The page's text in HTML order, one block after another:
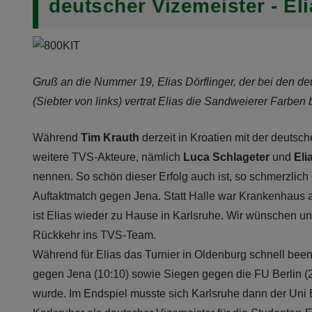
deutscher Vizemeister -
Gruß an die Nummer 19, Elias Dörflinger, der bei den
(Siebter von links) vertrat Elias die Sandweierer Farben
Während Tim Krauth derzeit in Kroatien mit der
weitere TVS-Akteure, nämlich Luca Schlageter und
nennen. So schön dieser Erfolg auch ist, so
Auftaktmatch gegen Jena. Statt Halle war
ist Elias wieder zu Hause in Karlsruhe. Wir wünschen
Rückkehr ins TVS-Team.
Während für Elias das Turnier in Oldenburg schnell
gegen Jena (10:10) sowie Siegen gegen die FU Berlin
wurde. Im Endspiel musste sich Karlsruhe dann der